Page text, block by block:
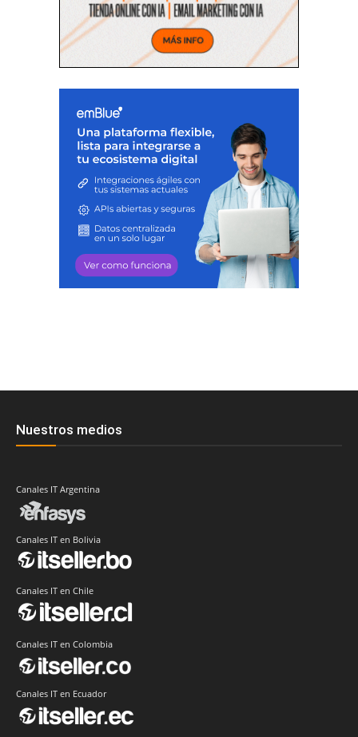
Nuestros medios
Canales IT Argentina
Canales IT en Bolivia
Canales IT en Chile
Canales IT en Colombia
Canales IT en Ecuador